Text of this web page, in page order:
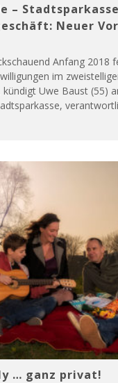
–
Neuer
Anfang 2018
im
kündigt Uwe Baust (55)
… ganz privat!